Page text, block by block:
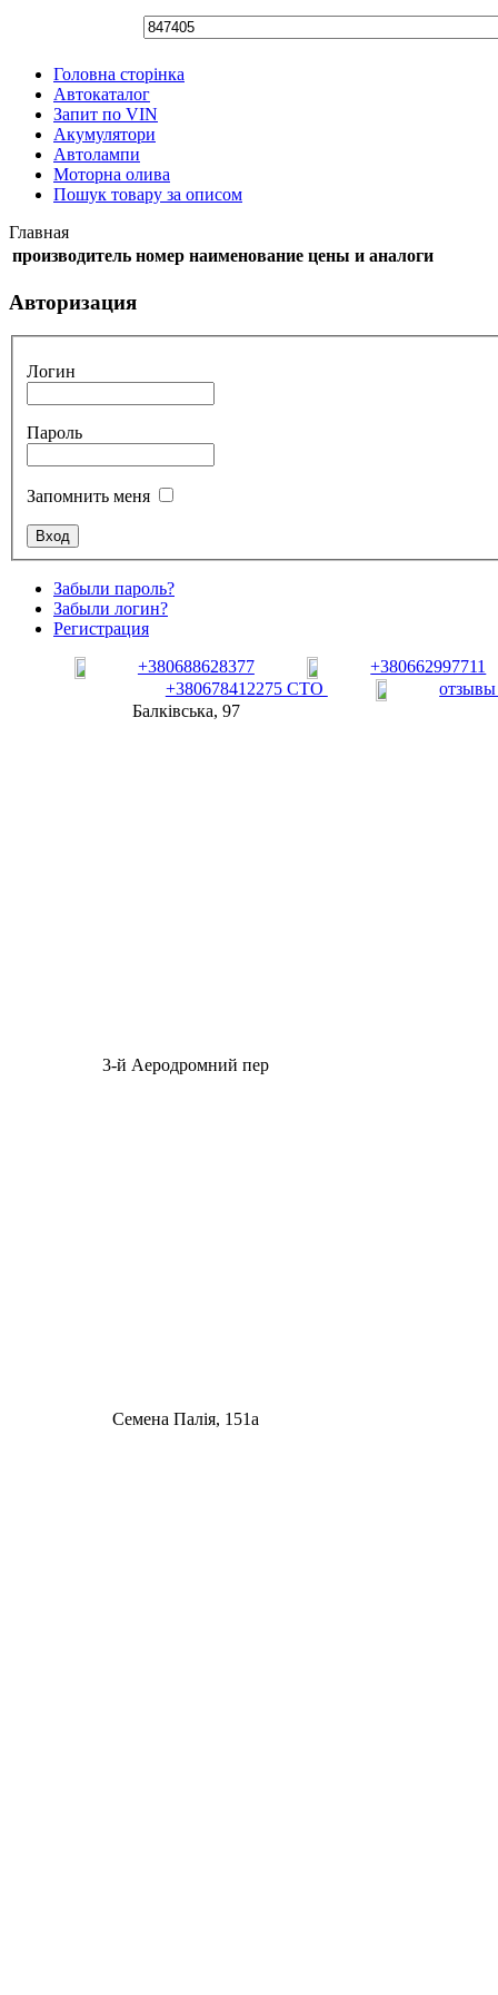
Головна сторінка
Автокаталог
Запит по VIN
Акумулятори
Автолампи
Моторна олива
Пошук товару за описом
Главная
производитель номер наименование цены и аналоги
Авторизация
Логин
Пароль
Запомнить меня
Забыли пароль?
Забыли логин?
Регистрация
+380688628377
+380662997711
+380678412275 СТО
Балківська, 97
3-й Аеродромний пер
Семена Палія, 151а